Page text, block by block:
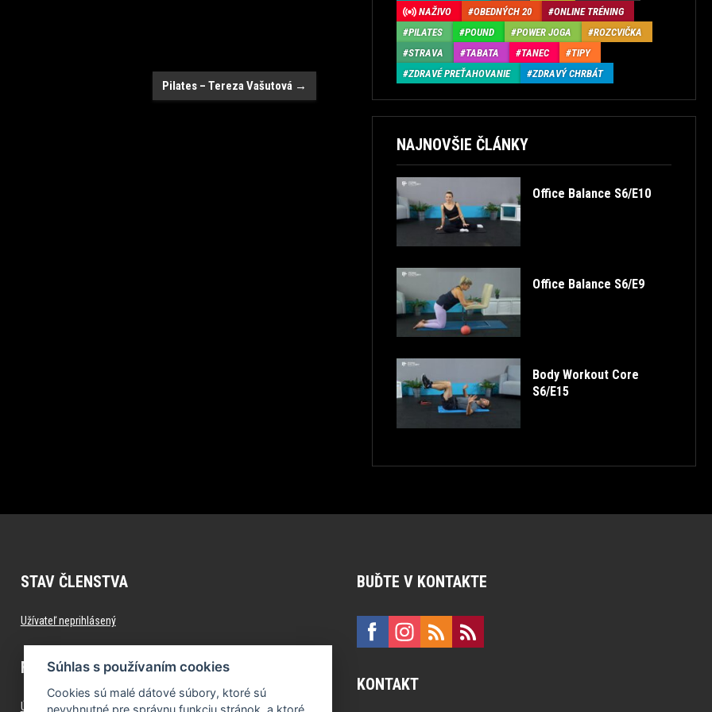
Pilates – Tereza Vašutová →
NAŽIVO
OBEDNÝCH 20
ONLINE TRÉNING
PILATES
POUND POWER JOGA
ROZCVIČKA
STRAVA
TABATA TANEC
TIPY
ZDRAVÉ PREŤAHOVANIE
ZDRAVÝ CHRBÁT
NAJNOVŠIE ČLÁNKY
Office Balance S6/E10
Office Balance S6/E9
Body Workout Core
S6/E15
STAV ČLENSTVA
Užívateľ neprihlásený
FITNESS.FORMFACTORY.SK
Úvod
BUĎTE V KONTAKTE
KONTAKT
Súhlas s používaním cookies
Cookies sú malé dátové súbory, ktoré sú
nevyhnutné pre správnu funkciu stránok, a ktoré